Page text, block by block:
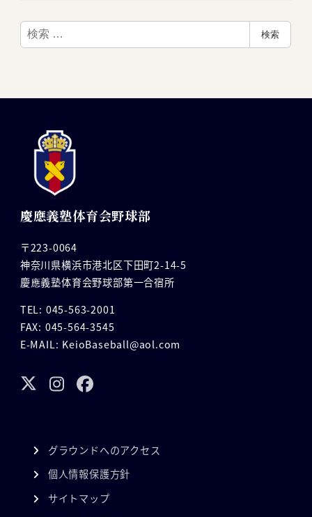
検
索
検索
慶應義塾体育会野球部
〒223-0064
神奈川県横浜市港北区下田町2-14-5
慶應義塾体育会野球部第一合宿所
TEL: 045-563-2001
FAX: 045-564-3545
E-MAIL: KeioBaseball@aol.com
グラウンドへのアクセス
個人情報保護方針
サイトマップ